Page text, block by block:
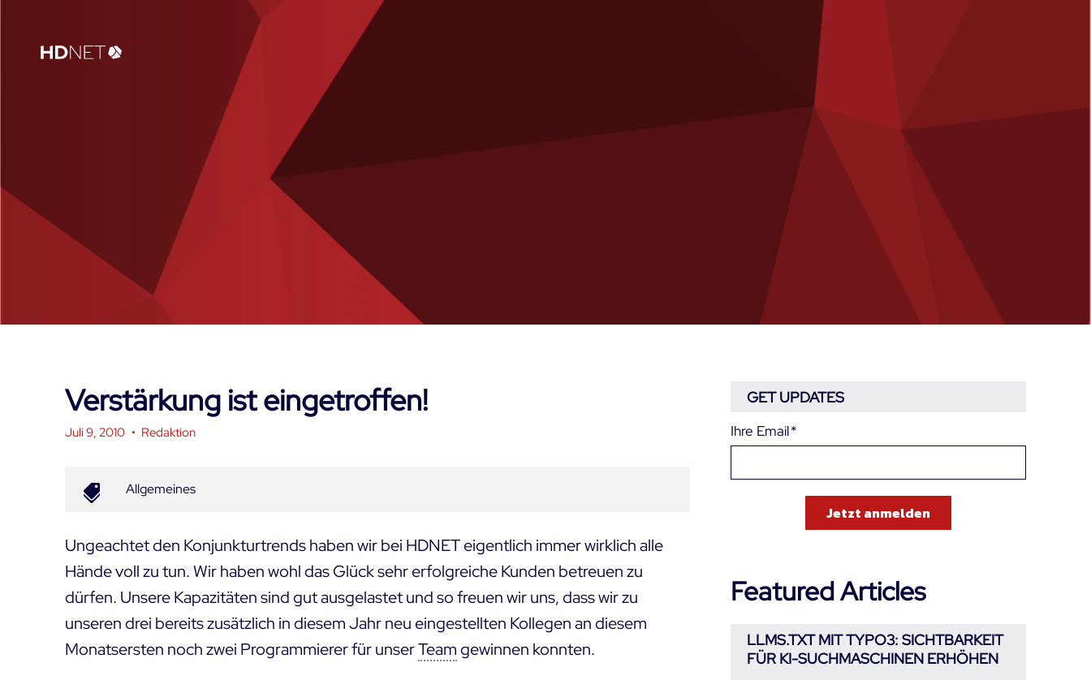
Verstärkung ist eingetroffen!
Juli 9, 2010 • Redaktion
Allgemeines
Ungeachtet den Konjunkturtrends haben wir bei HDNET eigentlich immer wirklich alle
Hände voll zu tun. Wir haben wohl das Glück sehr erfolgreiche Kunden betreuen zu
dürfen. Unsere Kapazitäten sind gut ausgelastet und so freuen wir uns, dass wir zu
unseren drei bereits zusätzlich in diesem Jahr neu eingestellten Kollegen an diesem
Monatsersten noch zwei Programmierer für unserTeamgewinnen konnten.
GET UPDATES
Ihre Email*
Featured Articles
LLMS.TXT MIT TYPO3: SICHTBARKEIT
FÜR KI-SUCHMASCHINEN ERHÖHEN